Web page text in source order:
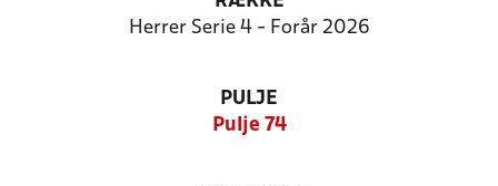
Herrer Serie 4 - Forår 2026
PULJE
Pulje 74